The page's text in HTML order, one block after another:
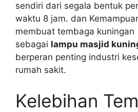
sendiri dari segala bentuk
waktu 8 jam. dan
membuat tembaga
sebagai lampu masjid
berperan penting industri
rumah sakit.
Kelebihan